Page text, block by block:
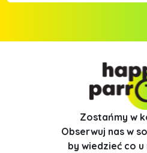
Zostańmy w
Obserwuj nas w
by wiedzieć co u